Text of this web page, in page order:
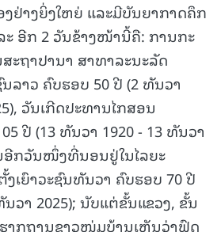
ຢ່າງຍິ່ງໃຫຍ່ ແລະມີບັນຍາກາດຄຶກ
ະ ອີກ 2 ວັນຂ້າງໜ້ານີ້ຄື: ການກະ
ະຖາປານາ ສາທາລະນະລັດ
ລາວ ຄົບຮອບ 50 ປີ (2 ທັນວາ
ວັນເກີດປະທານໄກສອນ
ປີ (13 ທັນວາ 1920 - 13 ທັນວາ
ອີກວັນໜຶ່ງທີ່ນອນຢູ່ໃນໄລຍະ
ເຍົາວະຊົນທັນວາ ຄົບຮອບ 70 ປີ
ວາ 2025); ນັບແຕ່ຂັ້ນແຂວງ, ຂັ້ນ
າກຖານຊາວໜຸ່ມບ້ານເຫັນວ່າຟົດ